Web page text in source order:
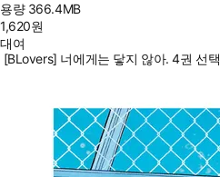
용량 366.4MB
1,620원
대여
[BLovers] 너에게는 닿지 않아. 4권 선택